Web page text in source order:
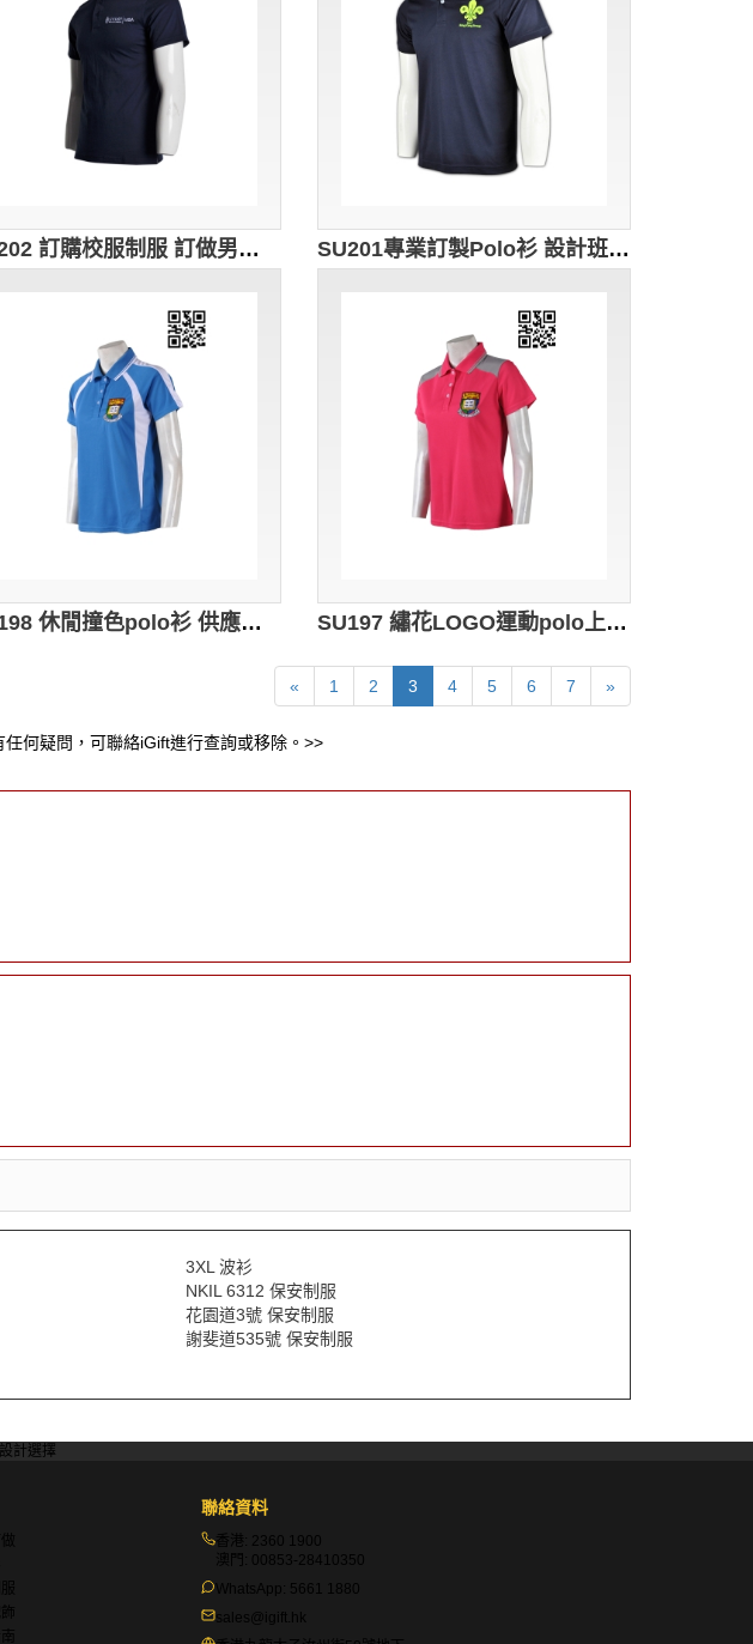
SU202 訂購校服制服 訂做男裝Polo衫 設計Polo款式 訂製運動校服 校服製造商HK SU201專業訂製Polo衫 設計班衫款式 香港校服 訂購團體校服短袖衫 自製校服制服 校服批發商HK
SU198 休閒撞色polo衫 供應訂購 繡花logo制服polo衫 運動制服款式polo衫 polo衫網站 SU197 繡花LOGO運動polo上衣 設計訂造 校服polo上衣 拼布撞色polo衫 polo衫製造商
« 1 2 3 4 5 6 7 »
何疑問，可聯絡iGift進行查詢或移除。>>
3XL 波衫
NKIL 6312 保安制服
花園道3號 保安制服
謝斐道535號 保安制服
設計選擇
聯絡資料
香港: 2360 1900
澳門: 00853-28410350
WhatsApp: 5661 1880
sales@igift.hk